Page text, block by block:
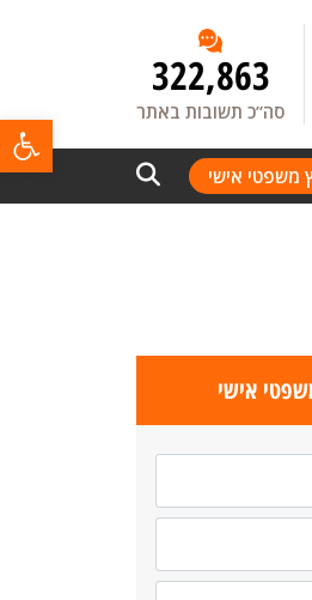
322,863
סה”כ תשובות באתר
משפטי אישי
אישי